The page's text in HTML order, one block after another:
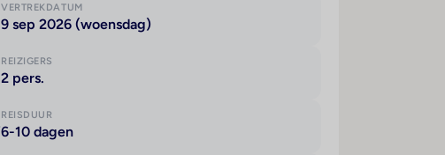
VERTREKDATUM
9 sep 2026 (woensdag)
REIZIGERS
2 pers.
REISDUUR
6-10 dagen